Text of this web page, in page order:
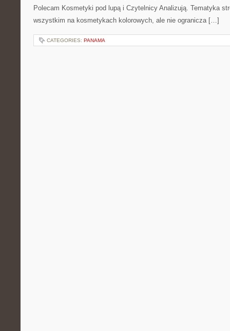
Polecam Kosmetyki pod lupą i Czytelnicy Analizują. Tematyka
wszystkim na kosmetykach kolorowych, ale nie ogranicza […]
CATEGORIES: PANAMA